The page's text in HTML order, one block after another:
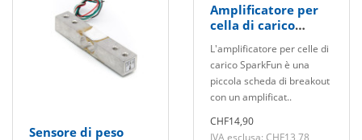
Sensore di peso
Amplificatore per
cella di carico
24 bit
L'amplificatore per celle di
carico SparkFun è una
piccola scheda di breakout
con un amplificat..
CHF14,90
IVA esclusa: CHF13,78